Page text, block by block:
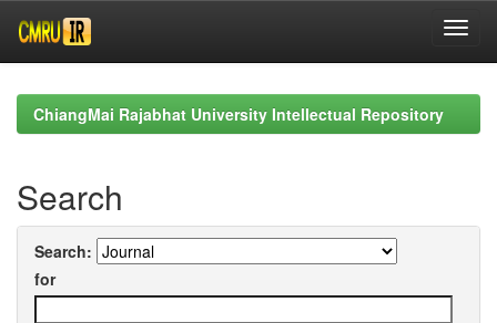
navigationChiangMai Rajabhat University Intellectual Repository
Search
Search:
for